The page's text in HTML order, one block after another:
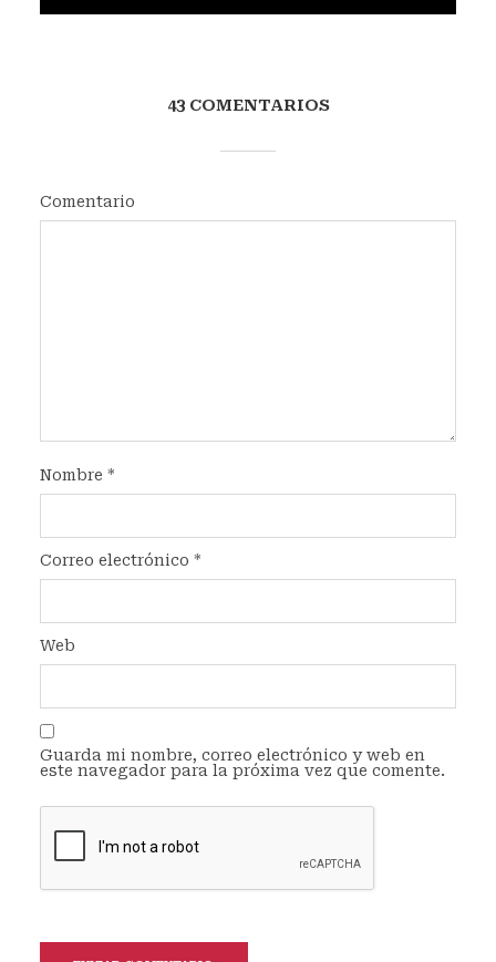
43 COMENTARIOS
Comentario
Nombre *
Correo electrónico *
Web
Guarda mi nombre, correo electrónico y web en
este navegador para la próxima vez que comente.